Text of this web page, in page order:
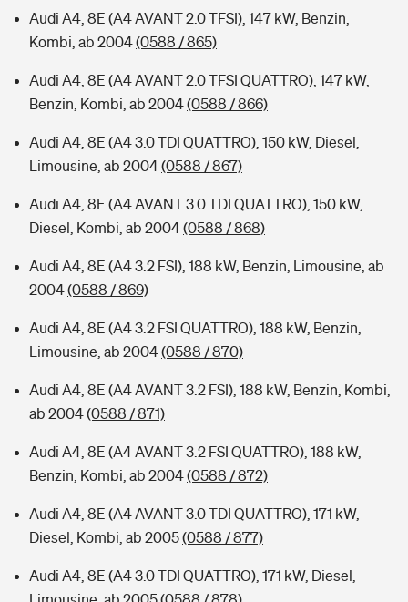
Audi A4, 8E (A4 AVANT 2.0 TFSI), 147 kW, Benzin,
Kombi, ab 2004(0588 / 865)
Audi A4, 8E (A4 AVANT 2.0 TFSI QUATTRO), 147 kW,
Benzin, Kombi, ab 2004(0588 / 866)
Audi A4, 8E (A4 3.0 TDI QUATTRO), 150 kW, Diesel,
Limousine, ab 2004(0588 / 867)
Audi A4, 8E (A4 AVANT 3.0 TDI QUATTRO), 150 kW,
Diesel, Kombi, ab 2004(0588 / 868)
Audi A4, 8E (A4 3.2 FSI), 188 kW, Benzin, Limousine, ab
2004(0588 / 869)
Audi A4, 8E (A4 3.2 FSI QUATTRO), 188 kW, Benzin,
Limousine, ab 2004(0588 / 870)
Audi A4, 8E (A4 AVANT 3.2 FSI), 188 kW, Benzin, Kombi,
ab 2004(0588 / 871)
Audi A4, 8E (A4 AVANT 3.2 FSI QUATTRO), 188 kW,
Benzin, Kombi, ab 2004(0588 / 872)
Audi A4, 8E (A4 AVANT 3.0 TDI QUATTRO), 171 kW,
Diesel, Kombi, ab 2005(0588 / 877)
Audi A4, 8E (A4 3.0 TDI QUATTRO), 171 kW, Diesel,